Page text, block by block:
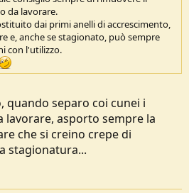
da lavorare.
dai primi anelli di accrescimento,
e, anche se stagionato, può sempre
con l'utilizzo.
quando separo coi cunei i
lavorare, asporto sempre la
che si creino crepe di
stagionatura...